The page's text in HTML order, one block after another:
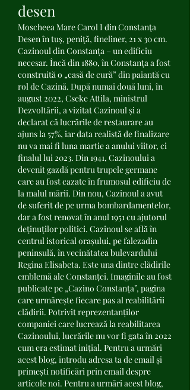
desen
Moscheea Mare Carol I din Constanţa
Desen în tuş, peniţă, fineliner, 21 x 30 cm.
Cazinoul din Constanța – un edificiu
necesar. Încă din 1880, în Constanța a fost
construită o „casă de cură” din paiantă cu
rol de Cazină. După numai două luni, în
august 2022, Cseke Attila, ministrul
Dezvoltării, a vizitat Cazinoul și a
declarat că lucrările de restaurare au
ajuns la 57%, iar data realistă de finalizare
nu va mai fi luna martie a anului viitor, ci
finalul lui 2023. Din 1941, Cazinoului a
devenit gazdă pentru trupele germane
care au fost cazate în frumosul edificiu de
la malul mării. Din nou, Cazinoul a avut
de suferit de pe urma bombardamentelor,
dar a fost renovat în anul 1951 cu ajutorul
deţinuţilor politici. Cazinoul se află în
centrul istorical orașului, pe falezadin
peninsulă, în vecinătatea bulevardului
Regina Elisabeta. Este una dintre clădirile
emblemă ale Constanței. Imaginile au fost
publicate pe „Cazino Constanța”, pagina
care urmărește fiecare pas al reabilitării
clădirii. Potrivit reprezentanților
companiei care lucrează la reabilitarea
Cazinoului, lucrările nu vor fi gata în 2022
cum era estimat inițial. Pentru a urmări
acest blog, introdu adresa ta de email și
primești notificări prin email despre
articole noi. Pentru a urmări acest blog,